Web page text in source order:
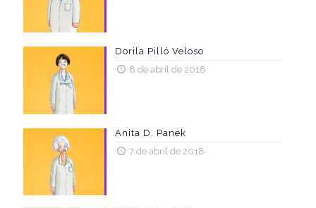
Dorila Pilló Veloso
8 de abril de 2018
Anita D. Panek
7 de abril de 2018